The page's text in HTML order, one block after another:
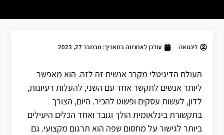
לינגואה עודכן לאחרונה בתאריך: נובמבר 27, 2023
העולם הדיגיטלי מקרב אנשים זה לזה. הוא מאפשר
ליותר אנשים לתקשר אחד עם השני, להעלות רעיונות,
לדון, לעשות עסקים ופשוט להכיר. היום, הצורך
בתקשורת בינלאומית הולך וגובר ואחד הכלים היעילים
ביותר לגישור על מחסום שפה הוא תרגום מקצועי. גם